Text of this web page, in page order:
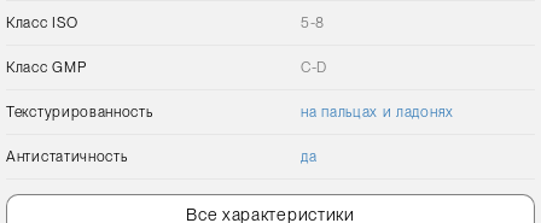
Класс ISO 5-8
Класс GMP C-D
Текстурированность на пальцах и ладонях
Антистатичность да
Все характеристики